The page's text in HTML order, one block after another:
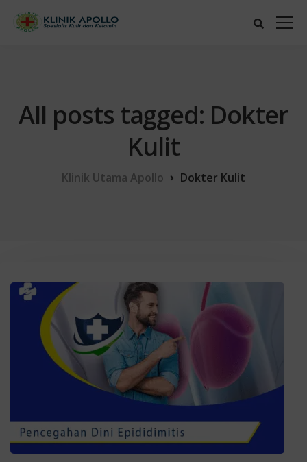
All posts tagged: Dokter
Kulit
Klinik Utama Apollo Dokter Kulit